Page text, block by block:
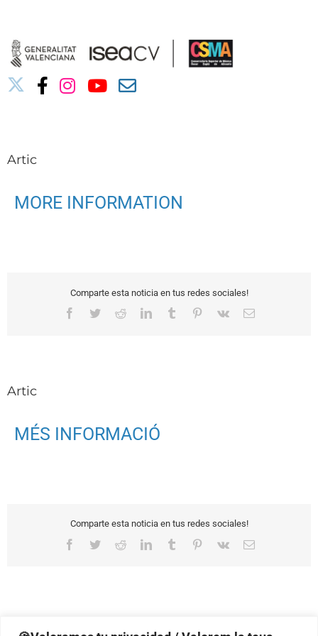
Artic
MORE INFORMATION
Comparte esta noticia en tus redes sociales!
Facebook
TwitterRedditLinkedInTumblr Pinterest
Vk
Correo
Artic
MÉS INFORMACIÓ
Comparte esta noticia en tus redes sociales!
Facebook
TwitterRedditLinkedInTumblr Pinterest
Vk
Correo